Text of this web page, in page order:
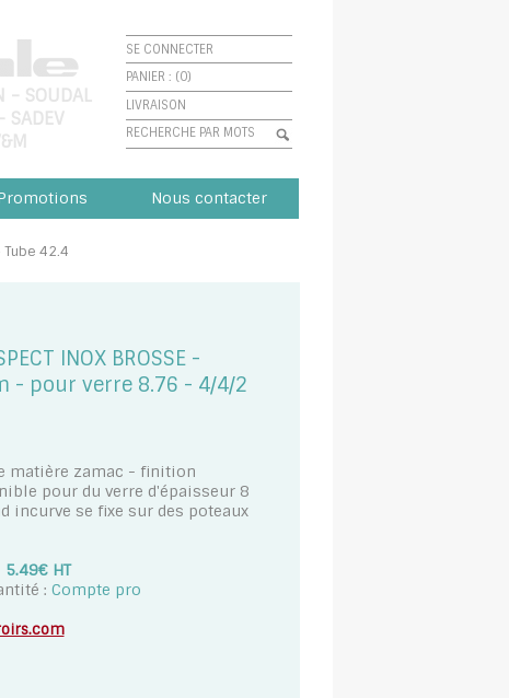
- SOUDAL
SADEV
SE CONNECTER
PANIER : (0)
LIVRAISON
Nous contacter
Tube 42.4
INOX BROSSE -
- pour verre 8.76 - 4/4/2
matière zamac - finition
pour du verre d'épaisseur 8
incurve se fixe sur des poteaux
5.49€ HT
: Compte pro